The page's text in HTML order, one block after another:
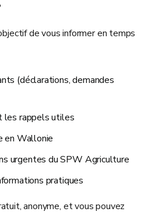
de vous informer en temps
(déclarations, demandes
les rappels utiles
en Wallonie
urgentes du SPW Agriculture
pratiques
anonyme, et vous pouvez